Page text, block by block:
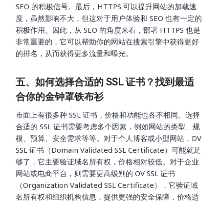
SEO 的积极信号。最后，HTTPS 可以提升网站的加载速
度，虽然影响不大，但这对于用户体验和 SEO 也有一定的
积极作用。因此，从 SEO 的角度来看，部署 HTTPS 也是
非常重要的，它可以帮助你的网站在搜索引擎中获得更好
的排名，从而获得更多流量和曝光。
五、如何选择合适的 SSL 证书？找到最适
合你的金钟罩铁布衫
市面上有很多种 SSL 证书，价格和功能也各不相同。选择
合适的 SSL 证书需要考虑多个因素，例如网站的类型、规
模、预算、安全需求等等。对于个人博客或小型网站，DV
SSL 证书（Domain Validated SSL Certificate）可能就足
够了，它主要验证域名所有权，价格相对较低。对于企业
网站或电商平台，则需要更高级别的 OV SSL 证书
（Organization Validated SSL Certificate），它验证域
名所有权和组织机构信息，提供更强的安全保障，价格适